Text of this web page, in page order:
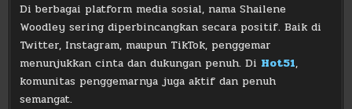
Di berbagai platform media sosial, nama Shailene
Woodley sering diperbincangkan secara positif. Baik di
Twitter, Instagram, maupun TikTok, penggemar
menunjukkan cinta dan dukungan penuh. Di Hot51,
komunitas penggemarnya juga aktif dan penuh
semangat.